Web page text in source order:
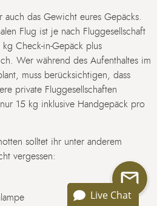
auch das Gewicht eures Gepäcks.
Flug ist je nach Fluggesellschaft
Check-in-Gepäck plus
Wer während des Aufenthaltes im
muss berücksichtigen, dass
private Fluggesellschaften
15 kg inklusive Handgepäck pro
solltet ihr unter anderem
vergessen:
Live Chat